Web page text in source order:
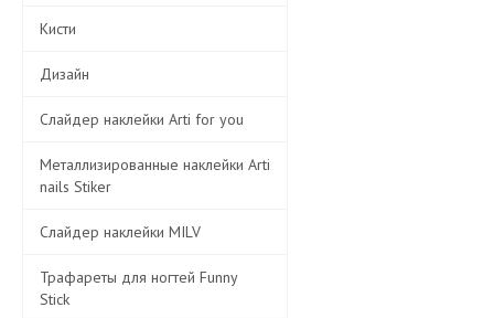
Кисти
Дизайн
Слайдер наклейки Arti for you
Металлизированные наклейки Arti
nails Stiker
Слайдер наклейки MILV
Трафареты для ногтей Funny
Stick